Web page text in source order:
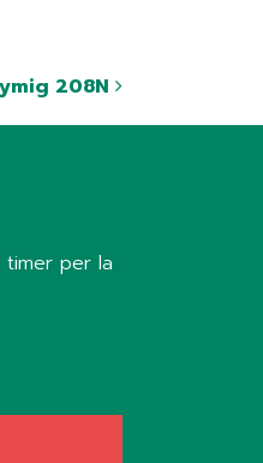
208N
per la